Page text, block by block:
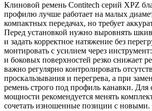
Клиновой ремень Contitech серий XPZ
профилю лучше работает на малых
компактных передачах, но требует
Перед установкой нужно выровнять
и задать корректное натяжение без
монтировать с усилием через
и боковых поверхностей резко снижает
важно регулярно контролировать
проскальзывания и перегрева, а при
ремень строго под профиль канавки. Для
мощности рекомендуется менять
сочетать изношенные позиции с новыми.